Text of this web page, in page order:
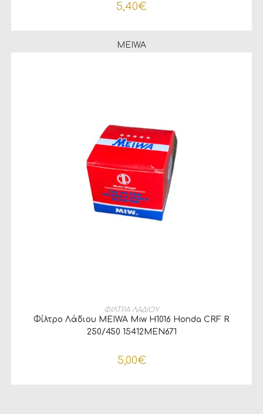
5,40€
MEIWA
ΠΡΟΣΘΉΚΗ ΣΤΟ ΚΑΛΆΘΙ
ΦΙΛΤΡΑ ΛΑΔΙΟΥ
Φίλτρο Λάδιου MEIWA Miw H1016 Honda CRF R
250/450 15412MEN671
5,00€